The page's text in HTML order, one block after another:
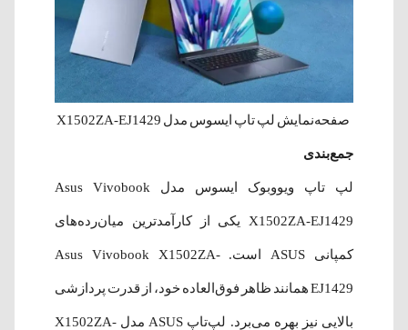
صفحه‌نمایش لپ‌ تاپ ایسوس مدل X1502ZA-EJ1429
جمع‌بندی
لپ‌ تاپ ویووبوک ایسوس مدل Asus Vivobook
X1502ZA-EJ1429 یکی از کارآمدترین میان‌رده‌های
کمپانی ASUS است. Asus Vivobook X1502ZA-
EJ1429 همانند ظاهر فوق‌العاده خود، از قدرت پردازشی
بالایی نیز بهره می‌برد. لپ‌تاپ ASUS مدل X1502ZA-